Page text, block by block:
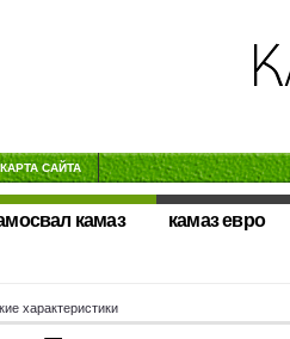
КАРТА САЙТА
камаз камаз евро
характеристики